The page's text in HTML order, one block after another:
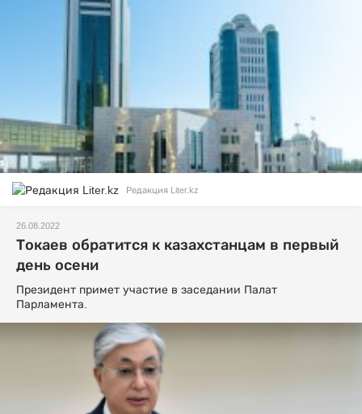
Редакция Liter.kz
26.08.2022
Токаев обратится к казахстанцам в первый
день осени
Президент примет участие в заседании Палат
Парламента.